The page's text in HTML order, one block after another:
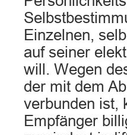
Einzelnen,
auf seiner
will. Wegen
der mit dem
verbunden ist,
Empfänger